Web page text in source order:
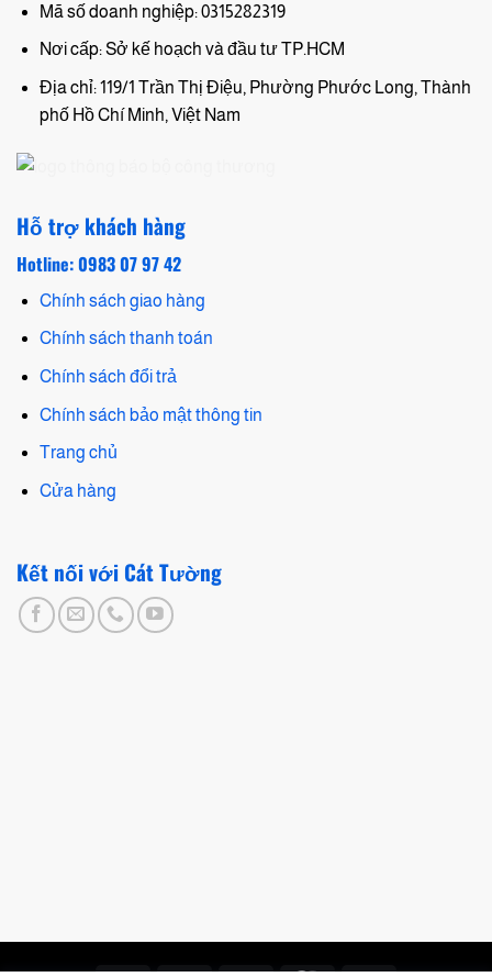
Mã số doanh nghiệp: 0315282319
Nơi cấp: Sở kế hoạch và đầu tư TP.HCM
Địa chỉ: 119/1 Trần Thị Điệu, Phường Phước Long, Thành
phố Hồ Chí Minh, Việt Nam
Hỗ trợ khách hàng
Hotline: 0983 07 97 42
Chính sách giao hàng
Chính sách thanh toán
Chính sách đổi trả
Chính sách bảo mật thông tin
Trang chủ
Cửa hàng
Kết nối với Cát Tường